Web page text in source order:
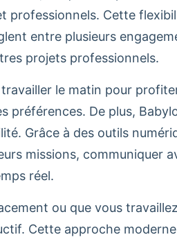
professionnels. Cette
entre plusieurs
projets professionnels.
le matin pour
préférences. De plus,
Grâce à des outils
missions, communiquer
réel.
ou que vous
Cette approche